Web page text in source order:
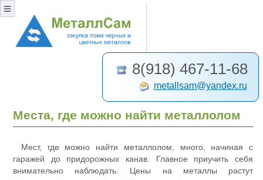
8(918) 467-11-68
metallsam@yandex.ru
≡
Места, где можно найти металлолом
Мест, где можно найти металлолом, много, начиная с
гаражей до придорожных канав. Главное приучить себя
внимательно наблюдать. Цены на металлы растут